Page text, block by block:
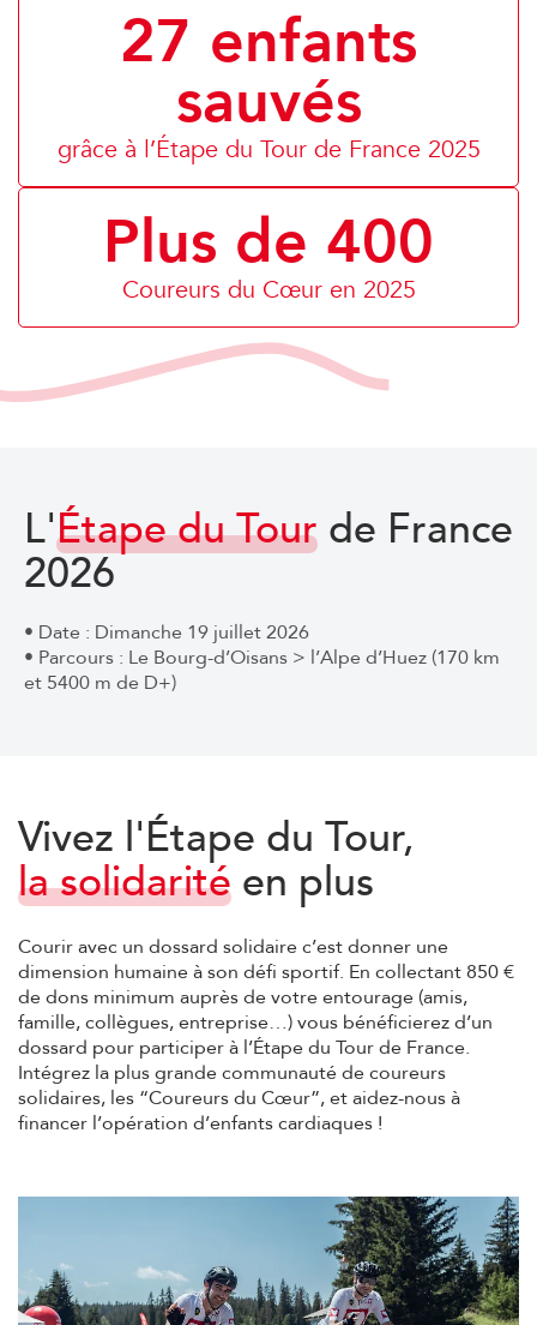
27 enfants
sauvés
grâce à l’Étape du Tour de France 2025
Plus de 400
Coureurs du Cœur en 2025
L'Étape du Tour de France
2026
• Date : Dimanche 19 juillet 2026
• Parcours : Le Bourg-d’Oisans > l’Alpe d’Huez (170 km
et 5400 m de D+)
Vivez l'Étape du Tour,
la solidarité en plus
Courir avec un dossard solidaire c’est donner une
dimension humaine à son défi sportif. En collectant850 €
de dons minimum auprès de votre entourage (amis,
famille, collègues, entreprise…) vous bénéficierez d’un
dossard pour participer à l’Étape du Tour de France.
Intégrez la plus grandecommunauté de coureurs
solidaires, les “Coureurs du Cœur”, et aidez-nous à
financer l’opération d’enfants cardiaques !